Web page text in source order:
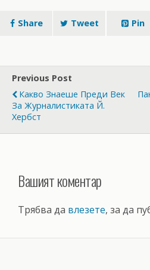
Share Tweet Pin
Previous Post
Какво Знаеше Преди Век
За Журналистиката Й.
Хербст
Вашият коментар
Трябва да влезете, за да